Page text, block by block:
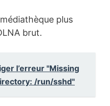
plus
brut.
l’erreur "Missing
/run/sshd"